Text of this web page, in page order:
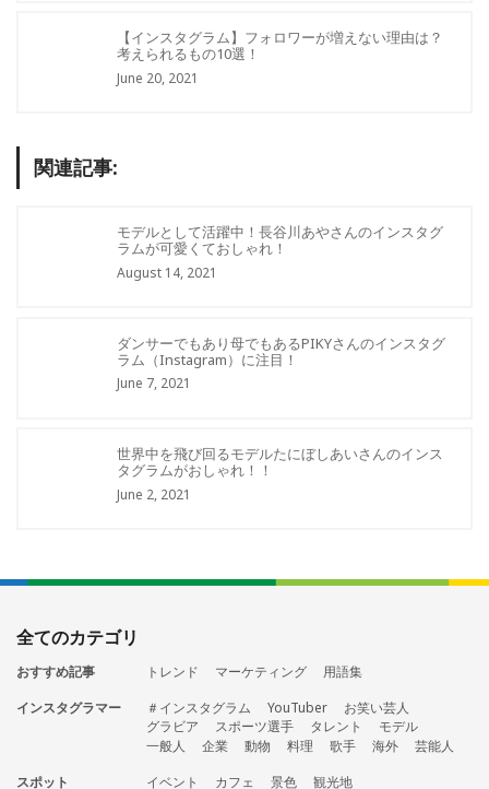
【インスタグラム】フォロワーが増えない理由は？
考えられるもの10選！
June 20, 2021
関連記事:
モデルとして活躍中！長谷川あやさんのインスタグ
ラムが可愛くておしゃれ！
August 14, 2021
ダンサーでもあり母でもあるPIKYさんのインスタグ
ラム（Instagram）に注目！
June 7, 2021
世界中を飛び回るモデルたにぼしあいさんのインス
タグラムがおしゃれ！！
June 2, 2021
全てのカテゴリ
おすすめ記事 トレンド マーケティング
用語集
インスタグラマー
＃インスタグラム YouTuber
お笑い芸人
グラビア
スポーツ選手 タレント
モデル
一般人
企業 動物 料理 歌手 海外
芸能人
スポット
イベント カフェ 景色 観光地